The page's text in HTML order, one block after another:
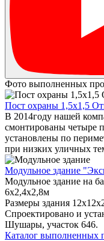
Фото выполненных
Пост охраны 1,5х1,5
В 2014году нашей
смонтированы четыре
установлены по
при низких уличных
Модульное здание
Модульное здание на
6x2,4x2,8м
Размеры здания
Спроектировано и
Шушары, участок 646.
Каталог выполненных